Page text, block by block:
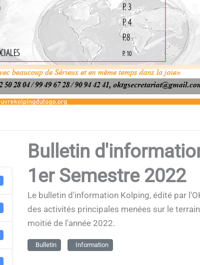
Bulletin
1er Semestre 2022
Le bulletin d'information Kolping, édité par
des activités principales menées sur le
moitié de l'année 2022.
Bulletin Information